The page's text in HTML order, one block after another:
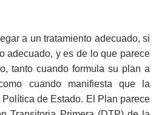
a un tratamiento adecuado, si
adecuado, y es de lo que parece
tanto cuando formula su plan a
cuando manifiesta que la
de Estado. El Plan parece